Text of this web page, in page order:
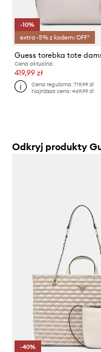
-10%
extra -5% z kodem: OFF*
Cena aktualna:
419,99 zł
Cena regularna:719,99 zł
Najniższa cena:469,99 zł
Odkryj produkty
-40%